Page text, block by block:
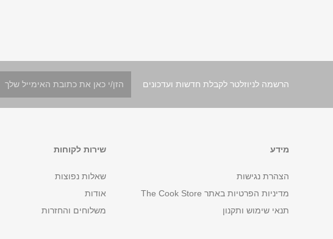
הרשמה לניוזלטר לקבלת חדשות ועדכונים
מידע
הצהרת נגישות
מדיניות הפרטיות באתר The Cook Store
תנאי שימוש ותקנון
שירות לקוחות
שאלות נפוצות
אודות
משלוחים והחזרות